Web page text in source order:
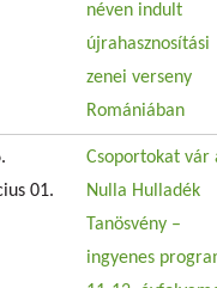
néven indult
újrahasznosítási
zenei verseny
Romániában
01.
Csoportokat vár
Nulla Hulladék
Tanösvény –
ingyenes